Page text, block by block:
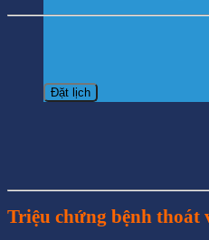
Triệu chứng bệnh thoát